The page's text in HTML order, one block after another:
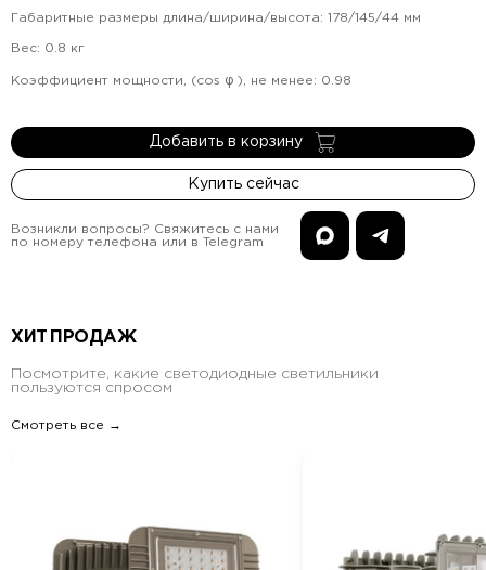
Габаритные размеры длина/ширина/высота: 178/145/44 мм
Вес: 0.8 кг
Коэффициент мощности, (cos φ ), не менее: 0.98
Добавить в корзину
Купить сейчас
Возникли вопросы? Свяжитесь с нами
по номеру телефона или в Telegram
ХИТ ПРОДАЖ
Посмотрите, какие светодиодные светильники
пользуются спросом
Смотреть все →